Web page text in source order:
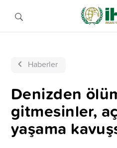
Haberler
Denizden
gitmesinler,
yaşama